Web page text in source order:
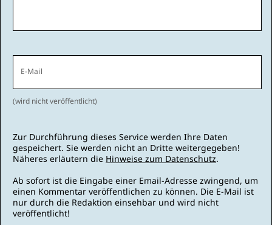
E-Mail
(wird nicht veröffentlicht)
Zur Durchführung dieses Service werden Ihre Daten
gespeichert. Sie werden nicht an Dritte weitergegeben!
Näheres erläutern die Hinweise zum Datenschutz.
Ab sofort ist die Eingabe einer Email-Adresse zwingend, um
einen Kommentar veröffentlichen zu können. Die E-Mail ist
nur durch die Redaktion einsehbar und wird nicht
veröffentlicht!